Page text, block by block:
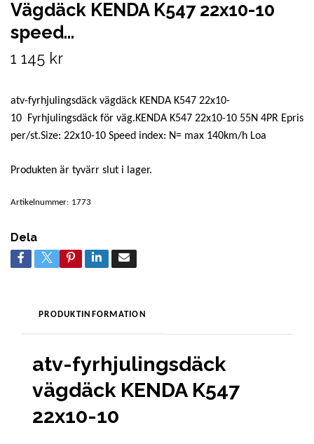
Vägdäck KENDA K547 22x10-10
speed...
1 145 kr
atv-fyrhjulingsdäck vägdäck KENDA K547 22x10-
10 Fyrhjulingsdäck för väg.KENDA K547 22x10-10 55N 4PR Epris
per/st.Size: 22x10-10 Speed index: N= max 140km/h Loa
Produkten är tyvärr slut i lager.
Artikelnummer: 1773
Dela
PRODUKTINFORMATION
atv-fyrhjulingsdäck
vägdäck KENDA K547
22x10-10